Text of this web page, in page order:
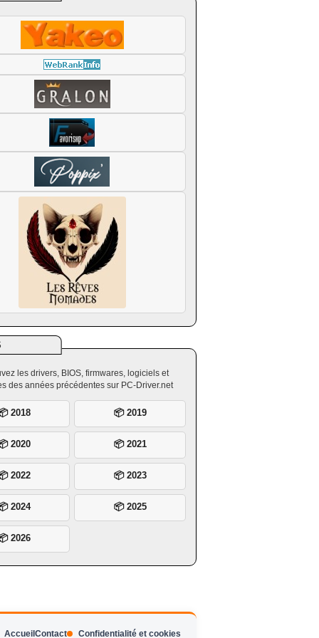
les drivers, BIOS, firmwares, logiciels et
des années précédentes sur PC-Driver.net
2018 📦 2019
2020 📦 2021
2022 📦 2023
2024 📦 2025
2026
Accueil Contact Confidentialité et cookies